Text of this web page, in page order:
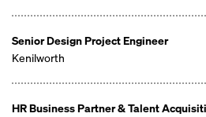
Senior Design Project Engineer
Kenilworth
HR Business Partner & Talent